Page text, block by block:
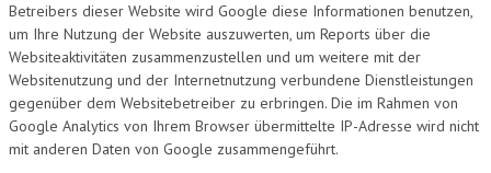
Betreibers dieser Website wird Google diese Informationen benutzen,
um Ihre Nutzung der Website auszuwerten, um Reports über die
Websiteaktivitäten zusammenzustellen und um weitere mit der
Websitenutzung und der Internetnutzung verbundene Dienstleistungen
gegenüber dem Websitebetreiber zu erbringen. Die im Rahmen von
Google Analytics von Ihrem Browser übermittelte IP-Adresse wird nicht
mit anderen Daten von Google zusammengeführt.